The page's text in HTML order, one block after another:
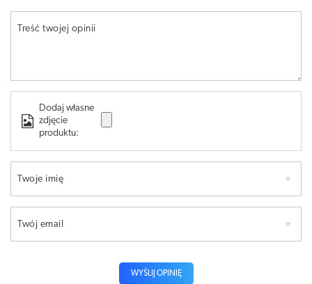
Treść twojej opinii
Dodaj własne
zdjęcie
produktu:
Twoje imię
Twój email
WYŚLIJ OPINIĘ